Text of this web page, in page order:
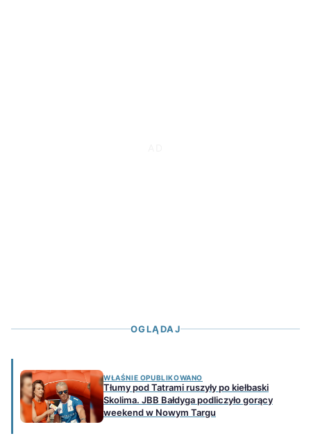
OGLĄDAJ
WŁAŚNIE OPUBLIKOWANO
Tłumy pod Tatrami ruszyły po kiełbaski
Skolima. JBB Bałdyga podliczyło gorący
weekend w Nowym Targu